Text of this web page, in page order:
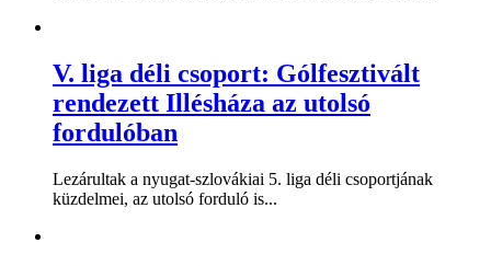
V. liga déli csoport: Gólfesztivált
rendezett Illésháza az utolsó
fordulóban
Lezárultak a nyugat-szlovákiai 5. liga déli csoportjának
küzdelmei, az utolsó forduló is...